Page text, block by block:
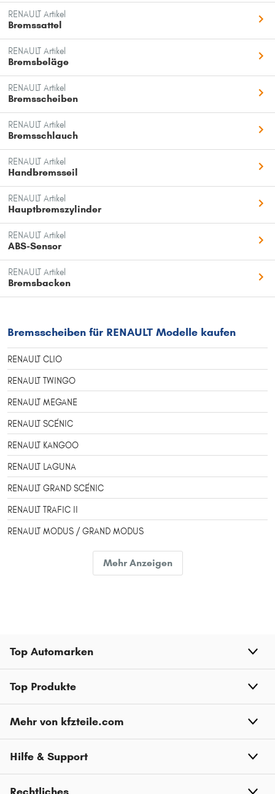
RENAULT Artikel
Bremssattel
RENAULT Artikel
Bremsbeläge
RENAULT Artikel
Bremsscheiben
RENAULT Artikel
Bremsschlauch
RENAULT Artikel
Handbremsseil
RENAULT Artikel
Hauptbremszylinder
RENAULT Artikel
ABS-Sensor
RENAULT Artikel
Bremsbacken
Bremsscheiben für RENAULT Modelle kaufen
RENAULT CLIO
RENAULT TWINGO
RENAULT MEGANE
RENAULT SCÉNIC
RENAULT KANGOO
RENAULT LAGUNA
RENAULT GRAND SCÉNIC
RENAULT TRAFIC II
RENAULT MODUS / GRAND MODUS
RENAULT KANGOO / GRAND KANGOO
RENAULT KOLEOS
RENAULT TRAFIC
RENAULT 19
RENAULT MEGANE CC
RENAULT TALISMAN
Mehr Anzeigen
Top Automarken
Top Produkte
Mehr von kfzteile.com
Hilfe & Support